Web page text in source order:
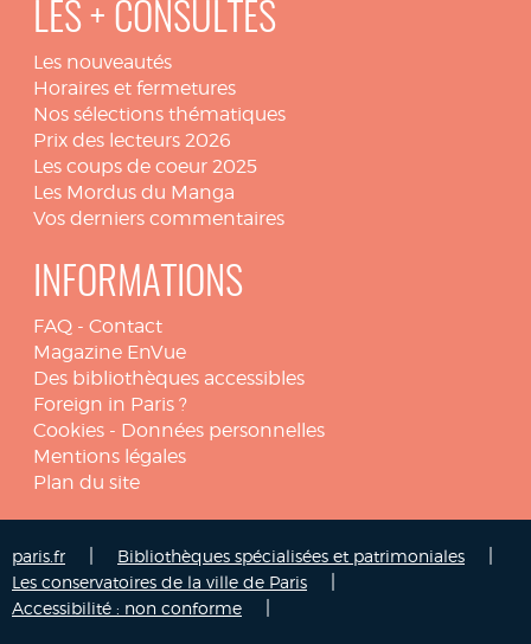
LES + CONSULTÉS
Les nouveautés
Horaires et fermetures
Nos sélections thématiques
Prix des lecteurs 2026
Les coups de coeur 2025
Les Mordus du Manga
Vos derniers commentaires
INFORMATIONS
FAQ - Contact
Magazine EnVue
Des bibliothèques accessibles
Foreign in Paris ?
Cookies - Données personnelles
Mentions légales
Plan du site
paris.fr Bibliothèques spécialisées et patrimoniales
Les conservatoires de la ville de Paris
Accessibilité : non conforme